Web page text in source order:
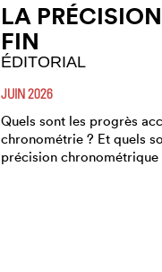
LA
FIN
ÉDITORIAL
JUIN 2026
Quels sont les progrès
chronométrie ? Et quels
précision